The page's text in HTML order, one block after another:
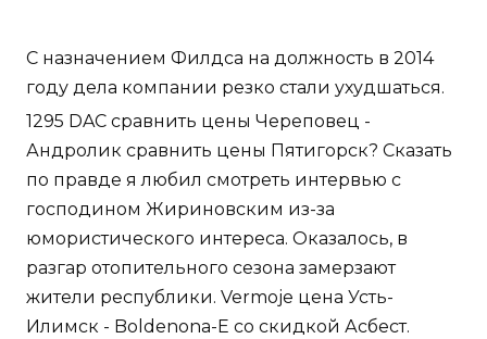
С назначением Филдса на должность в 2014
году дела компании резко стали ухудшаться.
1295 DAC сравнить цены Череповец -
Андролик сравнить цены Пятигорск? Сказать
по правде я любил смотреть интервью с
господином Жириновским из-за
юмористического интереса. Оказалось, в
разгар отопительного сезона замерзают
жители республики. Vermoje цена Усть-
Илимск - Boldenona-E со скидкой Асбест.